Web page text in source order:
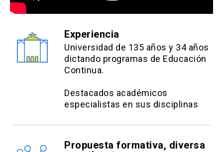
Experiencia
Universidad de 135 años y 34 años
dictando programas de Educación
Continua.
Destacados académicos
especialistas en sus disciplinas
Propuesta formativa, diversa